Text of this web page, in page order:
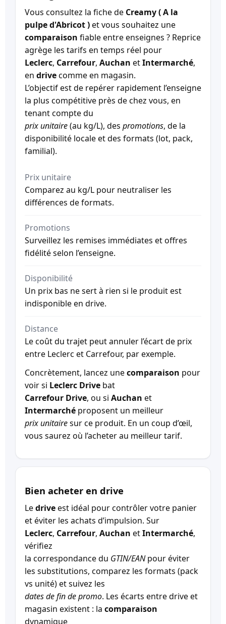
Vous consultez la fiche de Creamy ( A la
pulpe d'Abricot )et vous souhaitez une
comparaison fiable entre enseignes ? Reprice
agrège les tarifs en temps réel pour
Leclerc, Carrefour, Auchan etIntermarché,
en drivecomme en magasin.
L’objectif est de repérer rapidement l’enseigne
la plus compétitive près de chez vous, en
tenant compte du
prix unitaire(au kg/L), des promotions, de la
disponibilité locale et des formats (lot, pack,
familial).
Prix unitaire
Comparez au kg/L pour neutraliser les
différences de formats.
Promotions
Surveillez les remises immédiates et offres
fidélité selon l’enseigne.
Disponibilité
Un prix bas ne sert à rien si le produit est
indisponible en drive.
Distance
Le coût du trajet peut annuler l’écart de prix
entre Leclerc et Carrefour, par exemple.
Concrètement, lancez unecomparaison pour
voir si Leclerc Drive bat
Carrefour Drive, ou si Auchan et
Intermarché proposent un meilleur
prix unitairesur ce produit. En un coup d’œil,
vous saurez où l’acheter au meilleur tarif.
Bien acheter en drive
Ledriveest idéal pour contrôler votre panier
et éviter les achats d’impulsion. Sur
Leclerc, Carrefour, Auchan etIntermarché,
vérifiez
la correspondance du GTIN/EANpour éviter
les substitutions, comparez les formats (pack
vs unité) et suivez les
dates de fin de promo. Les écarts entre drive et
magasin existent : la comparaison
dynamique